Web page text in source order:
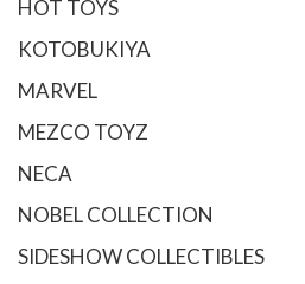
HOT TOYS
KOTOBUKIYA
MARVEL
MEZCO TOYZ
NECA
NOBEL COLLECTION
SIDESHOW COLLECTIBLES